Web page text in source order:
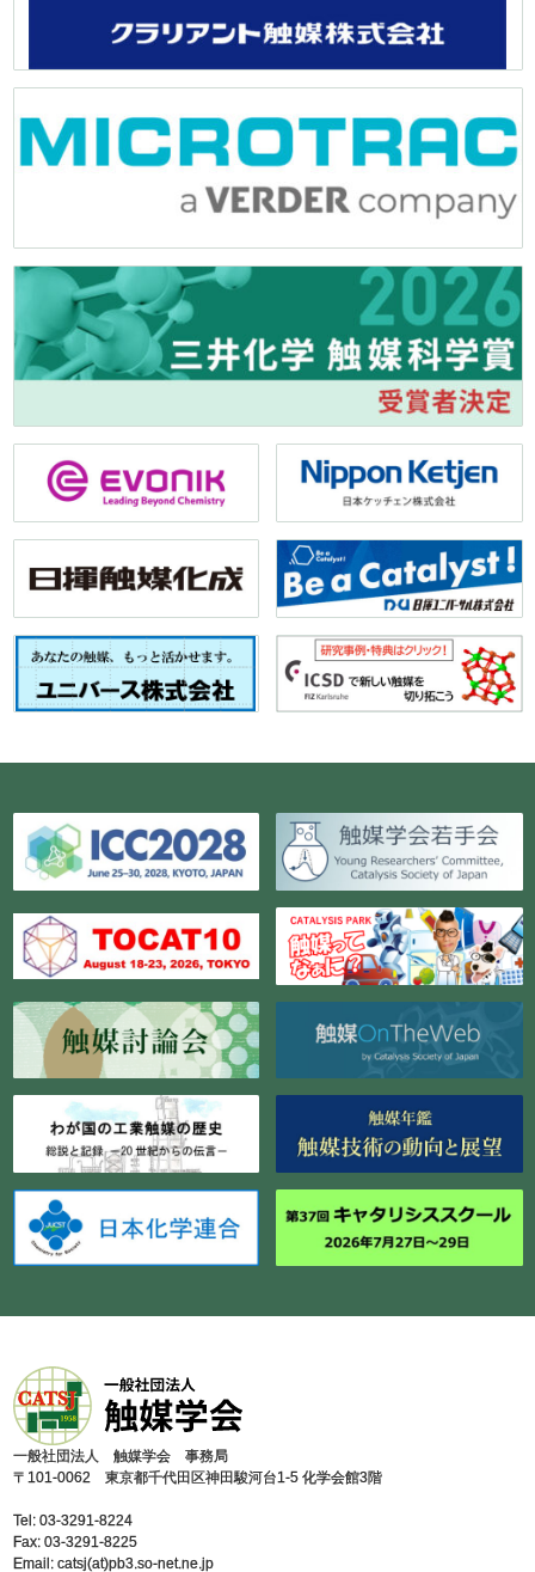
⼀般社団法⼈ 触媒学会 事務局
〒101-0062 東京都千代⽥区神⽥駿河台1-5 化学会館3階
Tel: 03-3291-8224
Fax: 03-3291-8225
Email: catsj(at)pb3.so-net.ne.jp